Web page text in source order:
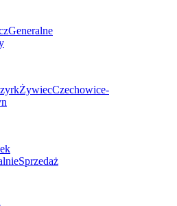
Generalne
ŻywiecCzechowice-
Sprzedaż